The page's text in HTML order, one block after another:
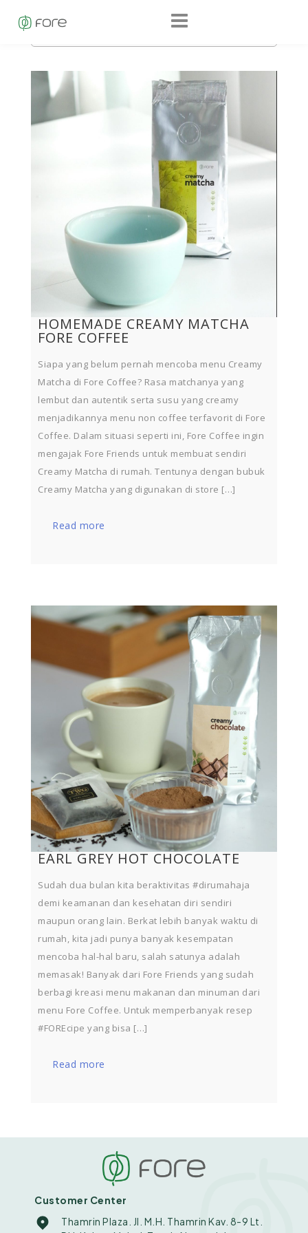
HOMEMADE CREAMY MATCHA
FORE COFFEE
Siapa yang belum pernah mencoba menu Creamy
Matcha di Fore Coffee? Rasa matchanya yang
lembut dan autentik serta susu yang creamy
menjadikannya menu non coffee terfavorit di Fore
Coffee. Dalam situasi seperti ini, Fore Coffee ingin
mengajak Fore Friends untuk membuat sendiri
Creamy Matcha di rumah. Tentunya dengan bubuk
Creamy Matcha yang digunakan di store […]
Read more
EARL GREY HOT CHOCOLATE
Sudah dua bulan kita beraktivitas #dirumahaja
demi keamanan dan kesehatan diri sendiri
maupun orang lain. Berkat lebih banyak waktu di
rumah, kita jadi punya banyak kesempatan
mencoba hal-hal baru, salah satunya adalah
memasak! Banyak dari Fore Friends yang sudah
berbagi kreasi menu makanan dan minuman dari
menu Fore Coffee. Untuk memperbanyak resep
#FOREcipe yang bisa […]
Read more
Customer Center
Thamrin Plaza. Jl. M.H. Thamrin Kav. 8-9 Lt.